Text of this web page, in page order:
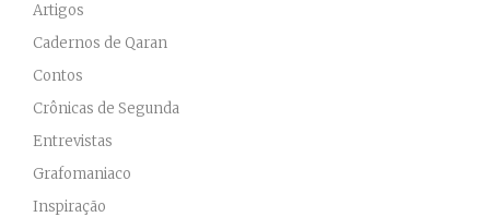
Artigos
Cadernos de Qaran
Contos
Crônicas de Segunda
Entrevistas
Grafomaniaco
Inspiração